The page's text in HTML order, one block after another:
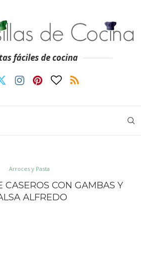
fáciles de cocina
Arroces y Pasta
CASEROS CON GAMBAS Y
ALFREDO